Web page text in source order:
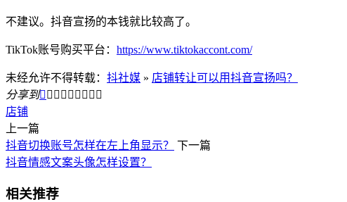
不建议。抖音宣扬的本钱就比较高了。
TikTok账号购买平台： https://www.tiktokaccont.com/
未经允许不得转载： 抖社媒 » 店铺转让可以用抖音宣扬吗？
分享到        
店铺
上一篇
抖音切换账号怎样在左上角显示？
下一篇
抖音情感文案头像怎样设置？
相关推荐